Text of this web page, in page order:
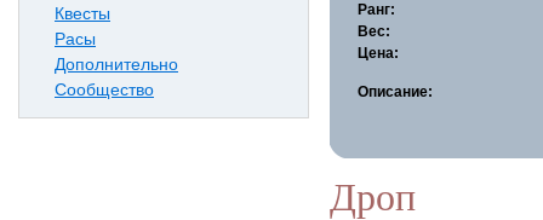
Квесты
Расы
Дополнительно
Сообщество
Ранг:
Вес:
Цена:
Описание:
Дроп